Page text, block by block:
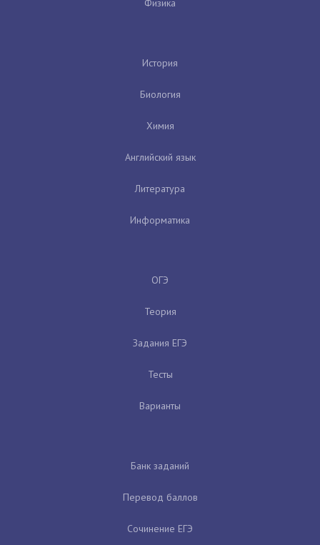
Физика
История
Биология
Химия
Английский язык
Литература
Информатика
ОГЭ
Теория
Задания ЕГЭ
Тесты
Варианты
Банк заданий
Перевод баллов
Сочинение ЕГЭ